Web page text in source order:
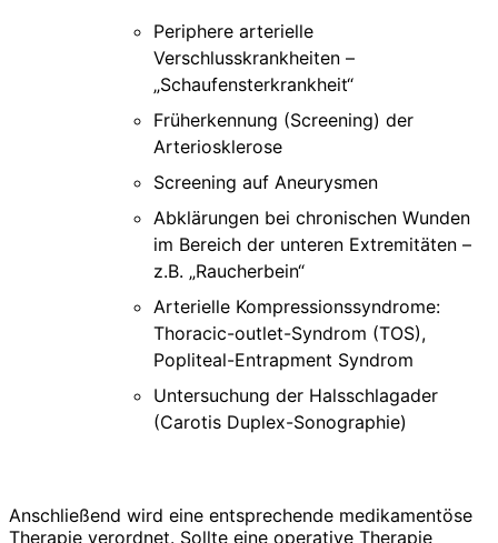
Periphere arterielle
Verschlusskrankheiten –
„Schaufensterkrankheit“
Früherkennung (Screening) der
Arteriosklerose
Screening auf Aneurysmen
Abklärungen bei chronischen Wunden
im Bereich der unteren Extremitäten –
z.B. „Raucherbein“
Arterielle Kompressionssyndrome:
Thoracic-outlet-Syndrom (TOS),
Popliteal-Entrapment Syndrom
Untersuchung der Halsschlagader
(Carotis Duplex-Sonographie)
Anschließend wird eine entsprechende medikamentöse
Therapie verordnet. Sollte eine operative Therapie